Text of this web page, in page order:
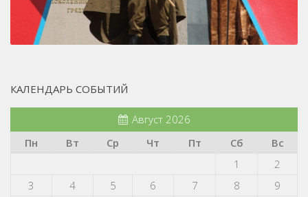
КАЛЕНДАРЬ СОБЫТИЙ
Август 2026
Пн
Вт Ср Чт Пт Сб Вс
1
2
3
4 5 6 7 8
9